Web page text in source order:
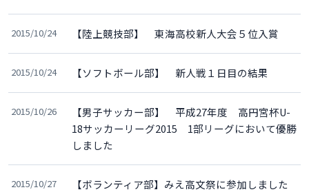
2015/10/24 【陸上競技部】 東海高校新人大会５位入賞
2015/10/24 【ソフトボール部】 新人戦１日目の結果
2015/10/26
【男子サッカー部】 平成27年度 高円宮杯U-
18サッカーリーグ2015 1部リーグにおいて優勝
しました
2015/10/27 【ボランティア部】みえ高文祭に参加しました